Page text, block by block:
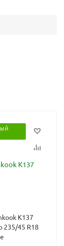
K137
235/45 R18